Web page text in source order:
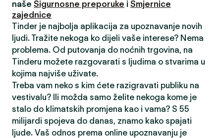
naše Sigurnosne preporuke i Smjernice
zajednice
Tinder je najbolja aplikacija za upoznavanje novih
ljudi. Tražite nekoga ko dijeli vaše interese? Nema
problema. Od putovanja do noćnih trgovina, na
Tinderu možete razgovarati s ljudima o stvarima u
kojima najviše uživate.
Treba vam neko s kim ćete razigravati publiku na
vestivalu? Ili možda samo želite nekoga kome je
stalo do klimatskih promjena kao i vama? S 55
milijardi spojeva do danas, znamo kako spajati
ljude. Vaš odnos prema online upoznavanju je